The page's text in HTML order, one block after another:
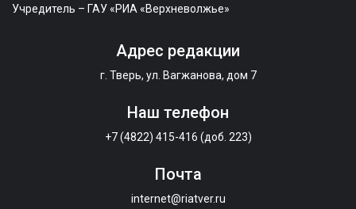
Учредитель – ГАУ «РИА «Верхневолжье»
Адрес редакции
г. Тверь, ул. Вагжанова, дом 7
Наш телефон
+7 (4822) 415-416 (доб. 223)
Почта
internet@riatver.ru